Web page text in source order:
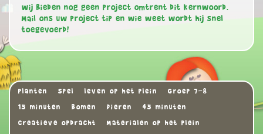
wij bieden nog geen project omtrent dit kernwoord.
Mail ons uw project tip en wie weet wordt hij snel
toegevoerd!
Planten Spel leven op het plein
Groep 7-8
15 minuten
Bomen Dieren
45 minuten
Creatieve opdracht
Materialen op het plein